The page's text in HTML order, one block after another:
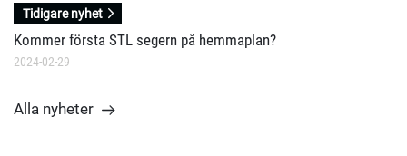
Tidigare nyhet
Kommer första STL segern på hemmaplan?
2024-02-29
Alla nyheter